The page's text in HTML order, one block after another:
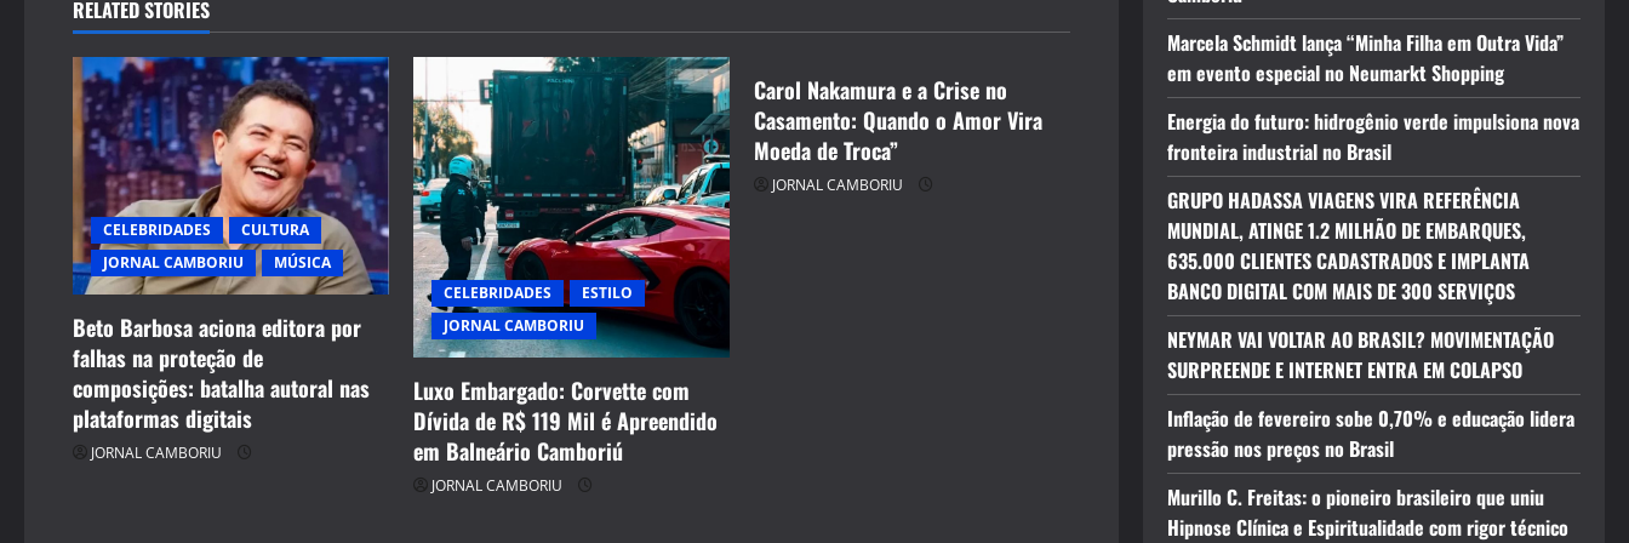
RELATED STORIES
CELEBRIDADES
CULTURA
JORNAL CAMBORIU
MÚSICA
Beto Barbosa aciona editora por
falhas na proteção de
composições: batalha autoral nas
plataformas digitais
JORNAL CAMBORIU
CELEBRIDADES
ESTILO
JORNAL CAMBORIU
Luxo Embargado: Corvette com
Dívida de R$ 119 Mil é Apreendido
em Balneário Camboriú
JORNAL CAMBORIU
Carol Nakamura e a Crise no
Casamento: Quando o Amor Vira
Moeda de Troca”
JORNAL CAMBORIU
Marcela Schmidt lança “Minha Filha em Outra Vida”
em evento especial no Neumarkt Shopping
Energia do futuro: hidrogênio verde impulsiona nova
fronteira industrial no Brasil
GRUPO HADASSA VIAGENS VIRA REFERÊNCIA
MUNDIAL, ATINGE 1.2 MILHÃO DE EMBARQUES,
635.000 CLIENTES CADASTRADOS E IMPLANTA
BANCO DIGITAL COM MAIS DE 300 SERVIÇOS
NEYMAR VAI VOLTAR AO BRASIL? MOVIMENTAÇÃO
SURPREENDE E INTERNET ENTRA EM COLAPSO
Inflação de fevereiro sobe 0,70% e educação lidera
pressão nos preços no Brasil
Murillo C. Freitas: o pioneiro brasileiro que uniu
Hipnose Clínica e Espiritualidade com rigor técnico